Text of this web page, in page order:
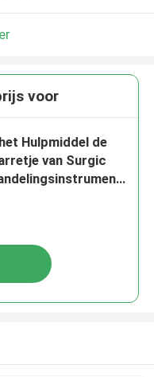
voor
Hulpmiddel de
van Surgic